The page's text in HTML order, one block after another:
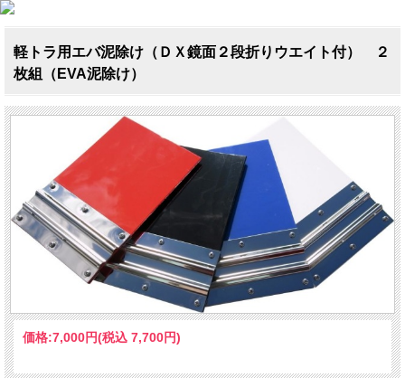
軽トラ用エバ泥除け（ＤＸ鏡面２段折りウエイト付） ２
枚組（EVA泥除け）
価格:7,000円(税込 7,700円)